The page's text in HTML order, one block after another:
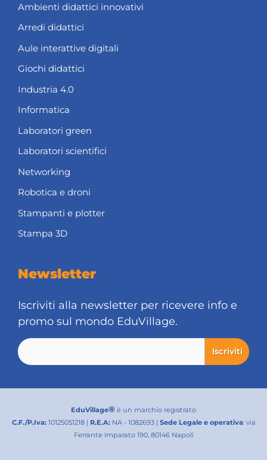
Ambienti didattici innovativi
Arredi didattici
Aule interattive digitali
Giochi didattici
Industria 4.0
Informatica
Laboratori green
Laboratori scientifici
Networking
Robotica e droni
Stampanti e plotter
Stampa 3D
Newsletter
Iscriviti alla newsletter per ricevere info e
promo sul mondo EduVillage.
EduVillage® è un marchio registrato
C.F./P.Iva: 10125051218 | R.E.A: NA - 1082693 | Sede Legale e operativa: via
Ferrante Imparato 190, 80146 Napoli